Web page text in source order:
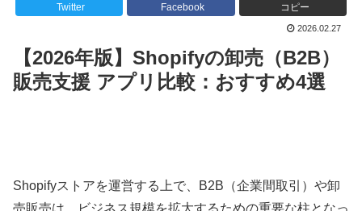
Twitter Facebook コピー
2026.02.27
【2026年版】Shopifyの卸売（B2B）
販売支援 アプリ比較：おすすめ4選
Shopifyストアを運営する上で、B2B（企業間取引）や卸